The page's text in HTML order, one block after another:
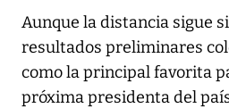
Aunque la distancia sigue
resultados preliminares
como la principal favorita
próxima presidenta del